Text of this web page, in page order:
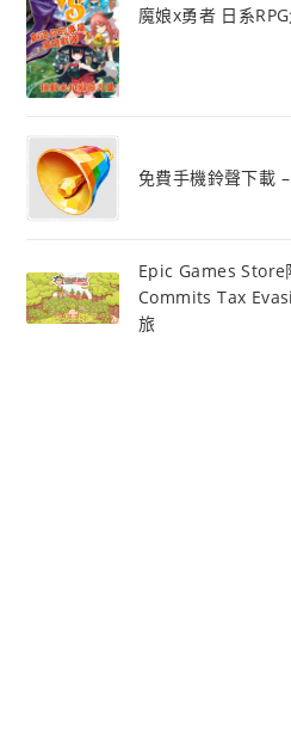
魔娘x勇者 日系
免費手機鈴聲下載
Epic Games
Commits Tax
旅